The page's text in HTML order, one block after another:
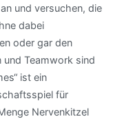
und versuchen, die
dabei
oder gar den
Teamwork sind
ist ein
für
Nervenkitzel